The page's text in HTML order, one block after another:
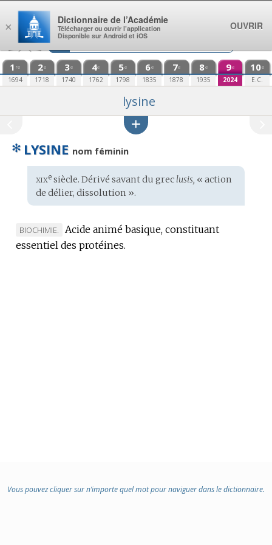
Aller au contenu
1 re
1694
2e
1718
3e
1740
4e
1762
5e
1798
6e
1835
7e
1878
8e
1935
9e
2024
10e
E.C.
lysine
✻ LYSINE nom féminin
Étymologie
:
xixesiècle. Dérivé savant du greclusis, « action
de délier, dissolution ».
MARQUE
DE
BIOCHIMIE.
Acide animé basique, constituant
essentiel des protéines.
Vous pouvez cliquer sur n’importe quel mot pour naviguer dans le dictionnaire.
×
Dictionnaire de l’Académie
Télécharger ou ouvrir l’application
Disponible sur Android et iOS
OUVRIR